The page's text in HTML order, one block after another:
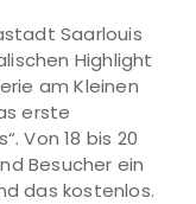
Saarlouis
Highlight
am Kleinen
erste
Von 18 bis 20
Besucher ein
das kostenlos.